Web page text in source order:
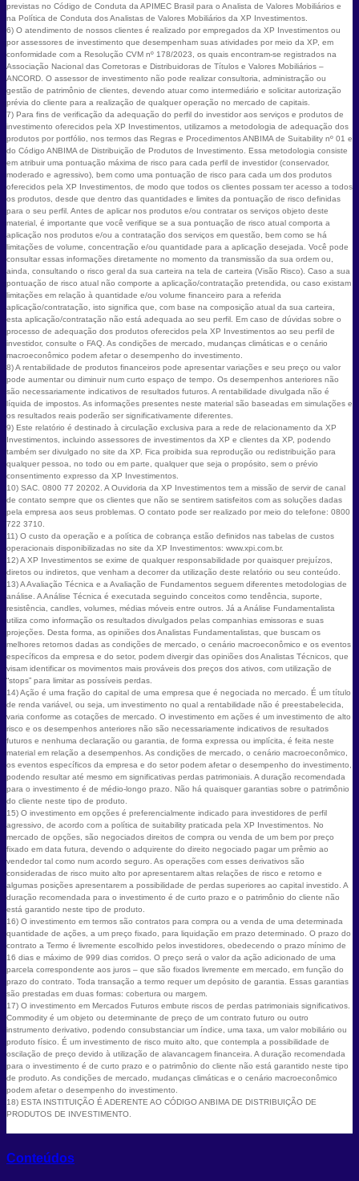
previstas no Código de Conduta da APIMEC Brasil para o Analista de Valores Mobiliários e
na Política de Conduta dos Analistas de Valores Mobiliários da XP Investimentos.
6) O atendimento de nossos clientes é realizado por empregados da XP Investimentos ou
por assessores de investimento que desempenham suas atividades por meio da XP, em
conformidade com a Resolução CVM nº 178/2023, os quais encontram-se registrados na
Associação Nacional das Corretoras e Distribuidoras de Títulos e Valores Mobiliários –
ANCORD. O assessor de investimento não pode realizar consultoria, administração ou
gestão de patrimônio de clientes, devendo atuar como intermediário e solicitar autorização
prévia do cliente para a realização de qualquer operação no mercado de capitais.
7) Para fins de verificação da adequação do perfil do investidor aos serviços e produtos de
investimento oferecidos pela XP Investimentos, utilizamos a metodologia de adequação dos
produtos por portfólio, nos termos das Regras e Procedimentos ANBIMA de Suitability nº 01 e
do Código ANBIMA de Distribuição de Produtos de Investimento. Essa metodologia consiste
em atribuir uma pontuação máxima de risco para cada perfil de investidor (conservador,
moderado e agressivo), bem como uma pontuação de risco para cada um dos produtos
oferecidos pela XP Investimentos, de modo que todos os clientes possam ter acesso a todos
os produtos, desde que dentro das quantidades e limites da pontuação de risco definidas
para o seu perfil. Antes de aplicar nos produtos e/ou contratar os serviços objeto deste
material, é importante que você verifique se a sua pontuação de risco atual comporta a
aplicação nos produtos e/ou a contratação dos serviços em questão, bem como se há
limitações de volume, concentração e/ou quantidade para a aplicação desejada. Você pode
consultar essas informações diretamente no momento da transmissão da sua ordem ou,
ainda, consultando o risco geral da sua carteira na tela de carteira (Visão Risco). Caso a sua
pontuação de risco atual não comporte a aplicação/contratação pretendida, ou caso existam
limitações em relação à quantidade e/ou volume financeiro para a referida
aplicação/contratação, isto significa que, com base na composição atual da sua carteira,
esta aplicação/contratação não está adequada ao seu perfil. Em caso de dúvidas sobre o
processo de adequação dos produtos oferecidos pela XP Investimentos ao seu perfil de
investidor, consulte o FAQ. As condições de mercado, mudanças climáticas e o cenário
macroeconômico podem afetar o desempenho do investimento.
8) A rentabilidade de produtos financeiros pode apresentar variações e seu preço ou valor
pode aumentar ou diminuir num curto espaço de tempo. Os desempenhos anteriores não
são necessariamente indicativos de resultados futuros. A rentabilidade divulgada não é
líquida de impostos. As informações presentes neste material são baseadas em simulações e
os resultados reais poderão ser significativamente diferentes.
9) Este relatório é destinado à circulação exclusiva para a rede de relacionamento da XP
Investimentos, incluindo assessores de investimentos da XP e clientes da XP, podendo
também ser divulgado no site da XP. Fica proibida sua reprodução ou redistribuição para
qualquer pessoa, no todo ou em parte, qualquer que seja o propósito, sem o prévio
consentimento expresso da XP Investimentos.
10) SAC. 0800 77 20202. A Ouvidoria da XP Investimentos tem a missão de servir de canal
de contato sempre que os clientes que não se sentirem satisfeitos com as soluções dadas
pela empresa aos seus problemas. O contato pode ser realizado por meio do telefone: 0800
722 3710.
11) O custo da operação e a política de cobrança estão definidos nas tabelas de custos
operacionais disponibilizadas no site da XP Investimentos: www.xpi.com.br.
12) A XP Investimentos se exime de qualquer responsabilidade por quaisquer prejuízos,
diretos ou indiretos, que venham a decorrer da utilização deste relatório ou seu conteúdo.
13) A Avaliação Técnica e a Avaliação de Fundamentos seguem diferentes metodologias de
análise. A Análise Técnica é executada seguindo conceitos como tendência, suporte,
resistência, candles, volumes, médias móveis entre outros. Já a Análise Fundamentalista
utiliza como informação os resultados divulgados pelas companhias emissoras e suas
projeções. Desta forma, as opiniões dos Analistas Fundamentalistas, que buscam os
melhores retornos dadas as condições de mercado, o cenário macroeconômico e os eventos
específicos da empresa e do setor, podem divergir das opiniões dos Analistas Técnicos, que
visam identificar os movimentos mais prováveis dos preços dos ativos, com utilização de
“stops” para limitar as possíveis perdas.
14) Ação é uma fração do capital de uma empresa que é negociada no mercado. É um título
de renda variável, ou seja, um investimento no qual a rentabilidade não é preestabelecida,
varia conforme as cotações de mercado. O investimento em ações é um investimento de alto
risco e os desempenhos anteriores não são necessariamente indicativos de resultados
futuros e nenhuma declaração ou garantia, de forma expressa ou implícita, é feita neste
material em relação a desempenhos. As condições de mercado, o cenário macroeconômico,
os eventos específicos da empresa e do setor podem afetar o desempenho do investimento,
podendo resultar até mesmo em significativas perdas patrimoniais. A duração recomendada
para o investimento é de médio-longo prazo. Não há quaisquer garantias sobre o patrimônio
do cliente neste tipo de produto.
15) O investimento em opções é preferencialmente indicado para investidores de perfil
agressivo, de acordo com a política de suitability praticada pela XP Investimentos. No
mercado de opções, são negociados direitos de compra ou venda de um bem por preço
fixado em data futura, devendo o adquirente do direito negociado pagar um prêmio ao
vendedor tal como num acordo seguro. As operações com esses derivativos são
consideradas de risco muito alto por apresentarem altas relações de risco e retorno e
algumas posições apresentarem a possibilidade de perdas superiores ao capital investido. A
duração recomendada para o investimento é de curto prazo e o patrimônio do cliente não
está garantido neste tipo de produto.
16) O investimento em termos são contratos para compra ou a venda de uma determinada
quantidade de ações, a um preço fixado, para liquidação em prazo determinado. O prazo do
contrato a Termo é livremente escolhido pelos investidores, obedecendo o prazo mínimo de
16 dias e máximo de 999 dias corridos. O preço será o valor da ação adicionado de uma
parcela correspondente aos juros – que são fixados livremente em mercado, em função do
prazo do contrato. Toda transação a termo requer um depósito de garantia. Essas garantias
são prestadas em duas formas: cobertura ou margem.
17) O investimento em Mercados Futuros embute riscos de perdas patrimoniais significativos.
Commodity é um objeto ou determinante de preço de um contrato futuro ou outro
instrumento derivativo, podendo consubstanciar um índice, uma taxa, um valor mobiliário ou
produto físico. É um investimento de risco muito alto, que contempla a possibilidade de
oscilação de preço devido à utilização de alavancagem financeira. A duração recomendada
para o investimento é de curto prazo e o patrimônio do cliente não está garantido neste tipo
de produto. As condições de mercado, mudanças climáticas e o cenário macroeconômico
podem afetar o desempenho do investimento.
18) ESTA INSTITUIÇÃO É ADERENTE AO CÓDIGO ANBIMA DE DISTRIBUIÇÃO DE
PRODUTOS DE INVESTIMENTO.
Conteúdos